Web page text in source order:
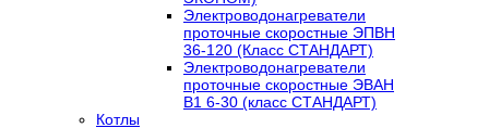
Электроводонагреватели
проточные скоростные ЭПВН
36-120 (Класс СТАНДАРТ)
Электроводонагреватели
проточные скоростные ЭВАН
В1 6-30 (класс СТАНДАРТ)
Котлы